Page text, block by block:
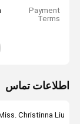
Payment
Terms
اطلاعات تماس
Christinna Liu